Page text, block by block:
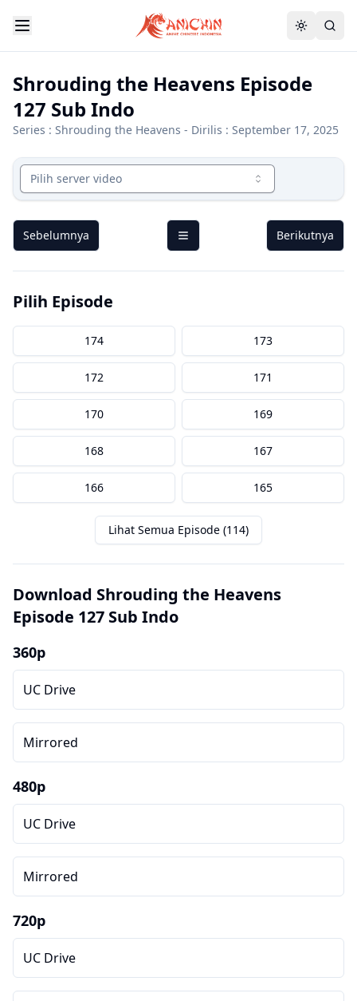
Shrouding the Heavens Episode
127 Sub Indo
Series : Shrouding the Heavens - Dirilis : September 17, 2025
Pilih server video
Sebelumnya Berikutnya
Pilih Episode
174 173
172 171
170 169
168 167
166 165
Lihat Semua Episode (114)
Download Shrouding the Heavens
Episode 127 Sub Indo
360p
UC Drive
Mirrored
480p
UC Drive
Mirrored
720p
UC Drive